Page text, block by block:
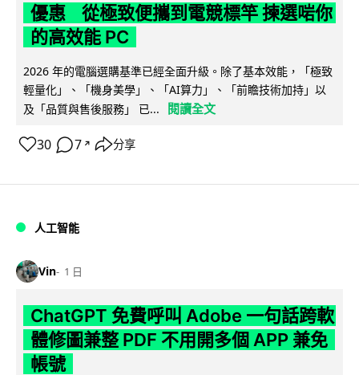
優惠 從極致便攜到電競標竿 揀選啱你
的高效能 PC
2026 年的電腦選購基準已經全面升級。除了基本效能，「極致
輕量化」、「機身美學」、「AI算力」、「前瞻技術加持」以
及「品質與售後服務」 已...
閱讀全文
30 7 ↗ 分享
人工智能
Vin 1 日
ChatGPT 免費呼叫 Adobe 一句話跨軟
體修圖兼整 PDF 不用開多個 APP 兼免
帳號